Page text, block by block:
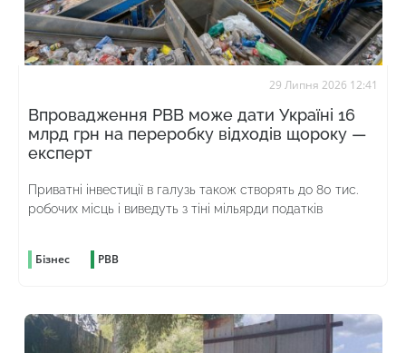
29 Липня 2026 12:41
Впровадження РВВ може дати Україні 16
млрд грн на переробку відходів щороку —
експерт
Приватні інвестиції в галузь також створять до 80 тис.
робочих місць і виведуть з тіні мільярди податків
Бізнес РВВ